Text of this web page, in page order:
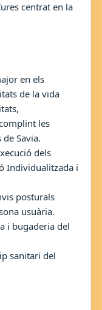
centrat en la
en els
de la vida
les
Savia.
dels
Individualitzada i
posturals
usuària.
i bugaderia del
sanitari del